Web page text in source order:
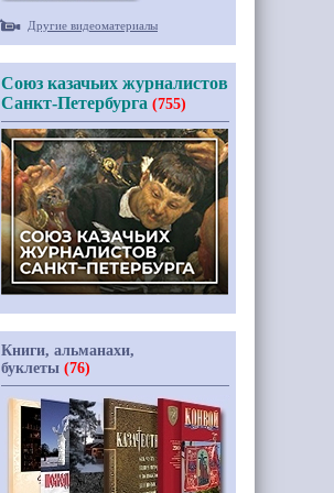
Другие видеоматериалы
Союз казачьих журналистов
Санкт-Петербурга (755)
Книги, альманахи,
буклеты (76)